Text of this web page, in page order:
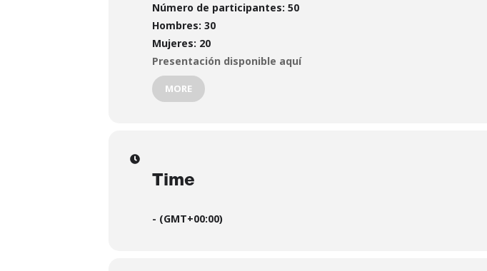
Número de participantes: 50
Hombres: 30
Mujeres: 20
Presentación disponible aquí
MORE
Time
- (GMT+00:00)